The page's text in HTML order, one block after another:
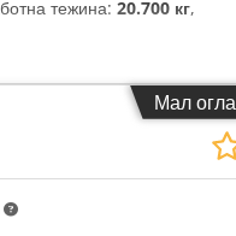
тежина: 20.700 кг,
Мал